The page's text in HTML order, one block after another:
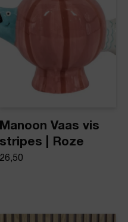
Manoon Vaas vis
stripes | Roze
26,50